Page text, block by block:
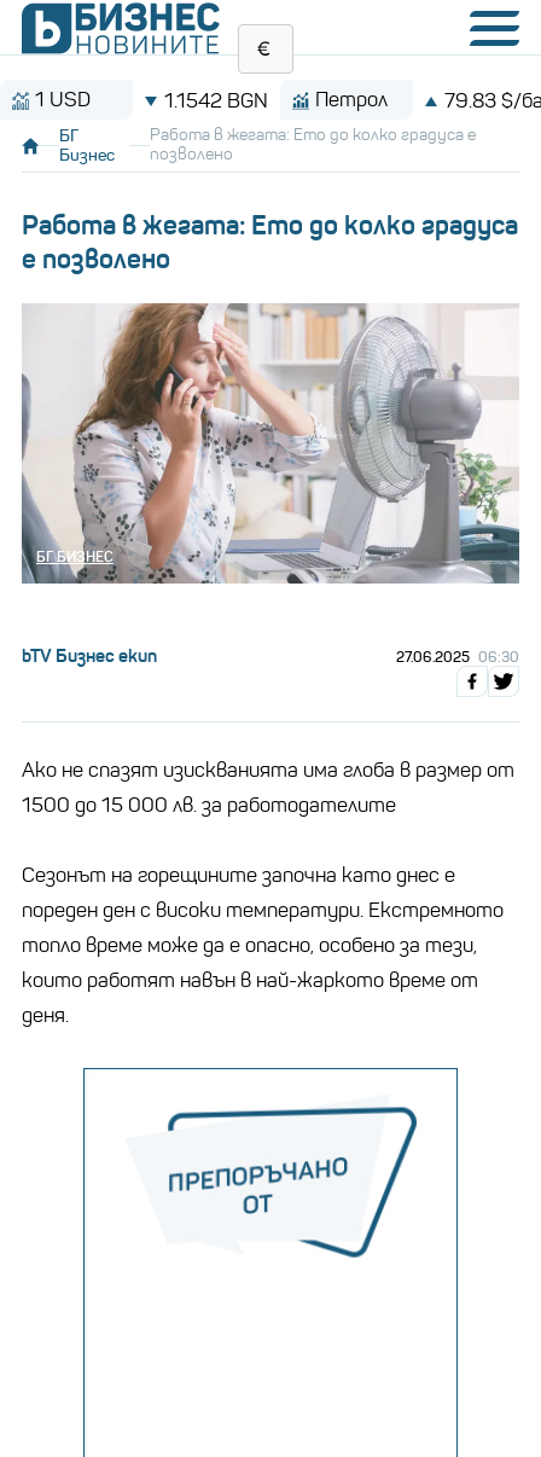
1.1542 BGN Петрол 79.83 $/барел
БГ
Бизнес
Работа в жегата: Ето до колко градуса е
позволено
Работа в жегата: Ето до колко градуса
е позволено
БГ БИЗНЕС
bTV Бизнес екип 27.06.2025 06:30
Ако не спазят изискванията има глоба в размер от
1500 до 15 000 лв. за работодателите
Сезонът на горещините започна като днес е
пореден ден с високи температури. Екстремното
топло време може да е опасно, особено за тези,
които работят навън в най-жаркото време от
деня.